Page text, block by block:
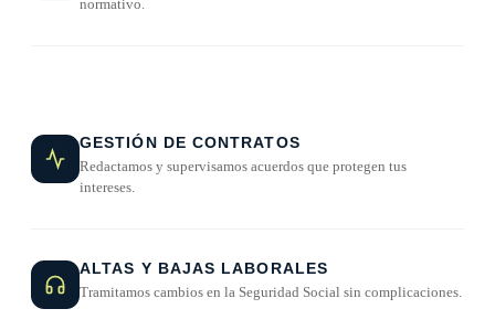
normativo.
GESTIÓN DE CONTRATOS
Redactamos y supervisamos acuerdos que protegen tus
intereses.
ALTAS Y BAJAS LABORALES
Tramitamos cambios en la Seguridad Social sin complicaciones.